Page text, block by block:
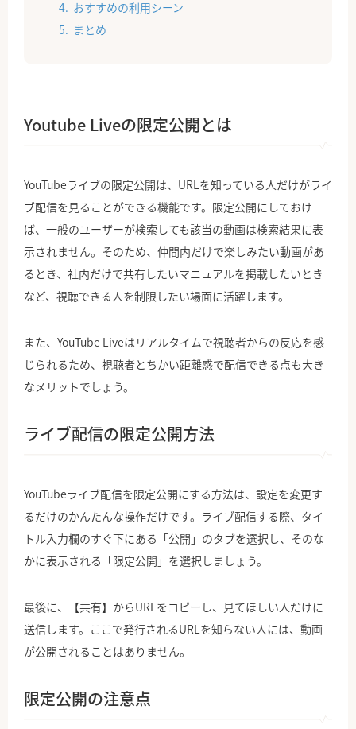
おすすめの利用シーン
まとめ
Youtube Liveの限定公開とは
YouTubeライブの限定公開は、URLを知っている人だけがライ
ブ配信を見ることができる機能です。限定公開にしておけ
ば、一般のユーザーが検索しても該当の動画は検索結果に表
示されません。そのため、仲間内だけで楽しみたい動画があ
るとき、社内だけで共有したいマニュアルを掲載したいとき
など、視聴できる人を制限したい場面に活躍します。
また、YouTube Liveはリアルタイムで視聴者からの反応を感
じられるため、視聴者とちかい距離感で配信できる点も大き
なメリットでしょう。
ライブ配信の限定公開方法
YouTubeライブ配信を限定公開にする方法は、設定を変更す
るだけのかんたんな操作だけです。ライブ配信する際、タイ
トル入力欄のすぐ下にある「公開」のタブを選択し、そのな
かに表示される「限定公開」を選択しましょう。
最後に、【共有】からURLをコピーし、見てほしい人だけに
送信します。ここで発行されるURLを知らない人には、動画
が公開されることはありません。
限定公開の注意点